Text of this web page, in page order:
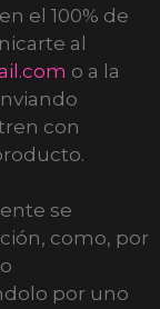
el 100% de
al
o a la
con
se
como, por
por uno